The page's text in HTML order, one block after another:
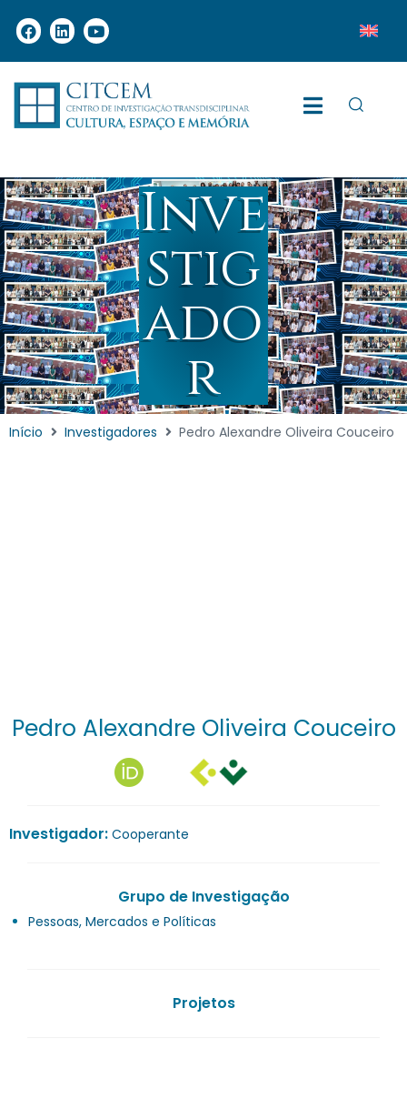
Inve
stig
ado
r
Início Investigadores Pedro Alexandre Oliveira Couceiro
Pedro Alexandre Oliveira Couceiro
Investigador: Cooperante
Grupo de Investigação
Pessoas, Mercados e Políticas
Projetos